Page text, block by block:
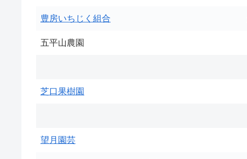
豊房いちじく組合
五平山農園
芝口果樹園
望月園芸